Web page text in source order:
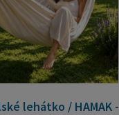
lehátko / HAMAK -